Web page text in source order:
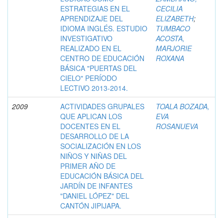
ESTRATEGIAS EN EL
APRENDIZAJE DEL
IDIOMA INGLÉS. ESTUDIO
INVESTIGATIVO
REALIZADO EN EL
CENTRO DE EDUCACIÓN
BÁSICA "PUERTAS DEL
CIELO" PERÍODO
LECTIVO 2013-2014.
CECILIA
ELIZABETH;
TUMBACO
ACOSTA,
MARJORIE
ROXANA
2009
ACTIVIDADES GRUPALES
QUE APLICAN LOS
DOCENTES EN EL
DESARROLLO DE LA
SOCIALIZACIÓN EN LOS
NIÑOS Y NIÑAS DEL
PRIMER AÑO DE
EDUCACIÓN BÁSICA DEL
JARDÍN DE INFANTES
"DANIEL LÓPEZ" DEL
CANTÓN JIPIJAPA.
TOALA BOZADA,
EVA
ROSANUEVA